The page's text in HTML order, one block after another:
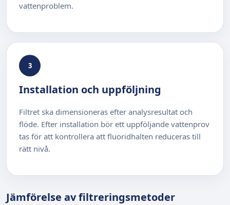
vattenproblem.
3
Installation och uppföljning
Filtret ska dimensioneras efter analysresultat och
flöde. Efter installation bör ett uppföljande vattenprov
tas för att kontrollera att fluoridhalten reduceras till
rätt nivå.
Jämförelse av filtreringsmetoder